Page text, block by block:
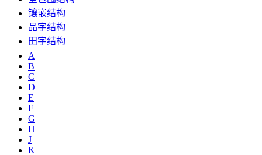
镶嵌结构
品字结构
田字结构
A
B
C
D
E
F
G
H
J
K